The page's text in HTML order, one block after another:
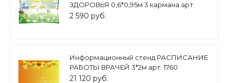
ЗДОРОВЬЯ 0,6*0,95м 3 кармана арт.
2703
2 590 руб.
Информационный стенд РАСПИСАНИЕ
РАБОТЫ ВРАЧЕЙ 3*2м арт. 1760
21 120 руб.